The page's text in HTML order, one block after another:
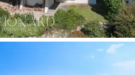
in vendita rappresenta la
formale,comfort
d’eccellenza. La
generosi, viste impareggiabili,
giardino terrazzato rende la